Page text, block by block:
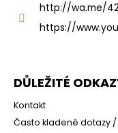
http://wa.me/
https://
DŮLEŽITÉ
Kontakt
Často kladené dotazy /